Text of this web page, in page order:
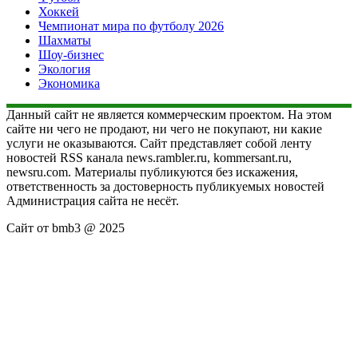
Хоккей
Чемпионат мира по футболу 2026
Шахматы
Шоу-бизнес
Экология
Экономика
Данный сайт не является коммерческим проектом. На этом
сайте ни чего не продают, ни чего не покупают, ни какие
услуги не оказываются. Сайт представляет собой ленту
новостей RSS канала news.rambler.ru, kommersant.ru,
newsru.com. Материалы публикуются без искажения,
ответственность за достоверность публикуемых новостей
Администрация сайта не несёт.
Сайт от bmb3 @ 2025